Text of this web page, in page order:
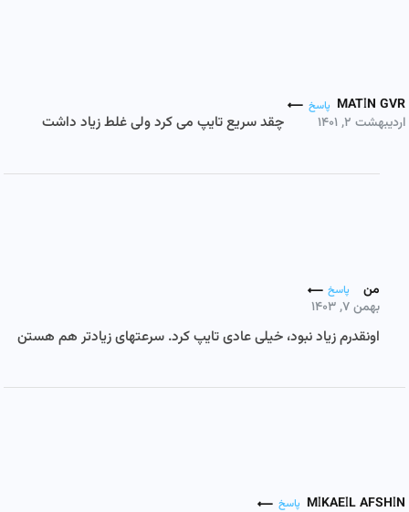
MATIN GVR پاسخ
اردیبهشت ۲, ۱۴۰۱ چقد سریع تایپ می کرد ولی غلط زیاد داشت
من پاسخ
بهمن ۷, ۱۴۰۳
اونقدرم زیاد نبود، خیلی عادی تایپ کرد. سرعتهای زیادتر هم هستن
MIKAEIL AFSHIN پاسخ